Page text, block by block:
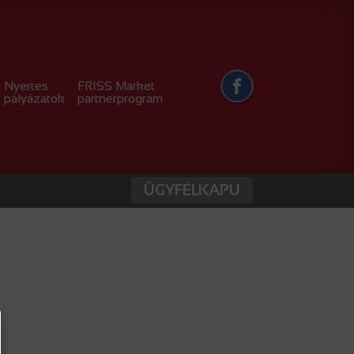
Nyertes
pályázatok
FRISS Market
partnerprogram
ÜGYFÉLKAPU